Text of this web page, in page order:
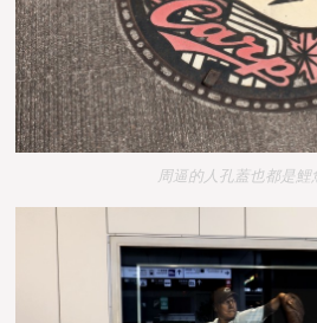
周逼的人孔蓋也都是鯉